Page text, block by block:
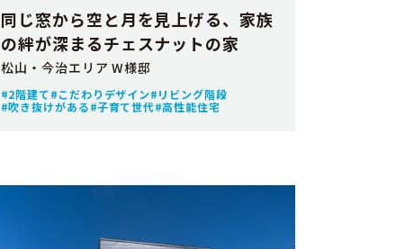
同じ窓から空と月を見上げる、家族
の絆が深まるチェスナットの家
松山・今治エリア W様邸
2階建て こだわりデザイン
リビング階段
吹き抜けがある 子育て世代 高性能住宅